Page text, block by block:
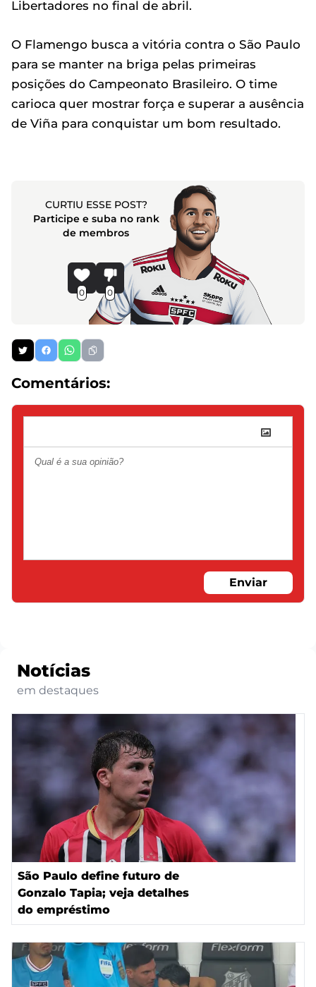
Libertadores no final de abril.
O Flamengo busca a vitória contra o São Paulo
para se manter na briga pelas primeiras
posições do Campeonato Brasileiro. O time
carioca quer mostrar força e superar a ausência
de Viña para conquistar um bom resultado.
CURTIU ESSE POST?
Participe e suba no rank
de membros
0 0
Comentários:
Enviar
Notícias
em destaques
São Paulo define futuro de
Gonzalo Tapia; veja detalhes
do empréstimo